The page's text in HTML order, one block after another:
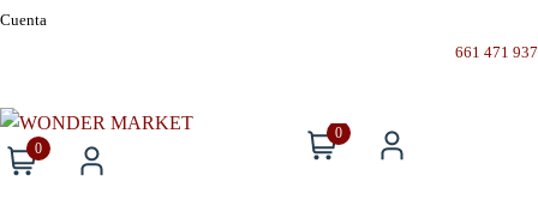
Cuenta
661 471 937
0
0